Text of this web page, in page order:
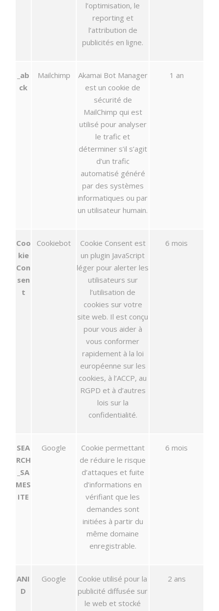
l’optimisation, le
reporting et
l’attribution de
publicités en ligne.
_ab
ck
Mailchimp
Akamai Bot Manager
est un cookie de
sécurité de
MailChimp qui est
utilisé pour analyser
le trafic et
déterminer s’il s’agit
d’un trafic
automatisé généré
par des systèmes
informatiques ou par
un utilisateur humain.
1 an
Coo
kie
Con
sen
t
Cookiebot
Cookie Consent est
un plugin JavaScript
léger pour alerter les
utilisateurs sur
l’utilisation de
cookies sur votre
site web. Il est conçu
pour vous aider à
vous conformer
rapidement à la loi
européenne sur les
cookies, à l’ACCP, au
RGPD et à d’autres
lois sur la
confidentialité.
6 mois
SEA
RCH
_SA
MES
ITE
Google
Cookie permettant
de réduire le risque
d’attaques et fuite
d’informations en
vérifiant que les
demandes sont
initiées à partir du
même domaine
enregistrable.
6 mois
ANI
D
Google
Cookie utilisé pour la
publicité diffusée sur
le web et stocké
2 ans